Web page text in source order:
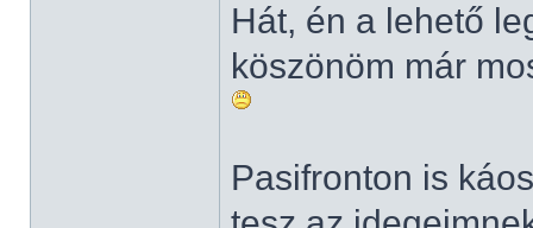
Hát, én a lehető
köszönöm már
Pasifronton is